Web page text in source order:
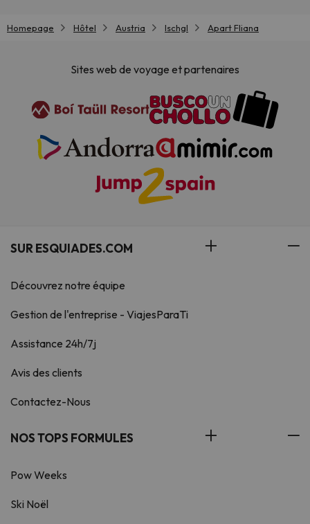
Homepage Hôtel Austria Ischgl Apart Fliana
Sites web de voyage et partenaires
SUR ESQUIADES.COM
Découvrez notre équipe
Gestion de l'entreprise - ViajesParaTi
Assistance 24h/7j
Avis des clients
Contactez-Nous
NOS TOPS FORMULES
Pow Weeks
Ski Noël